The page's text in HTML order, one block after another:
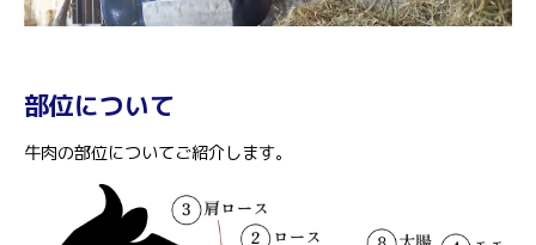
部位について
牛肉の部位についてご紹介します。